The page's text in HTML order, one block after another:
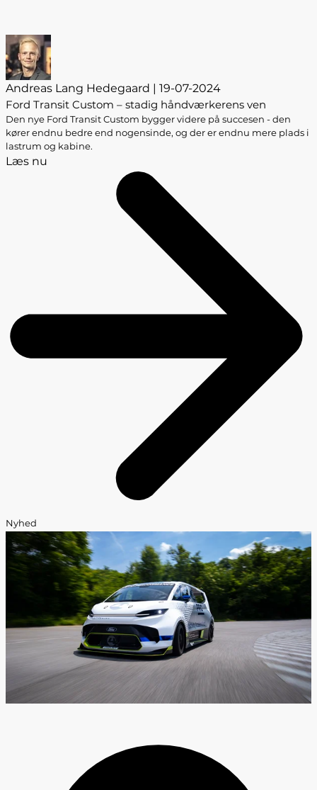
Andreas Lang Hedegaard | 19-07-2024
Ford Transit Custom – stadig håndværkerens ven
Den nye Ford Transit Custom bygger videre på succesen - den
kører endnu bedre end nogensinde, og der er endnu mere plads i
lastrum og kabine.
Læs nu
Nyhed